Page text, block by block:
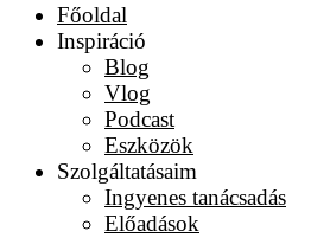
Főoldal
Inspiráció
Blog
Vlog
Podcast
Eszközök
Szolgáltatásaim
Ingyenes tanácsadás
Előadások